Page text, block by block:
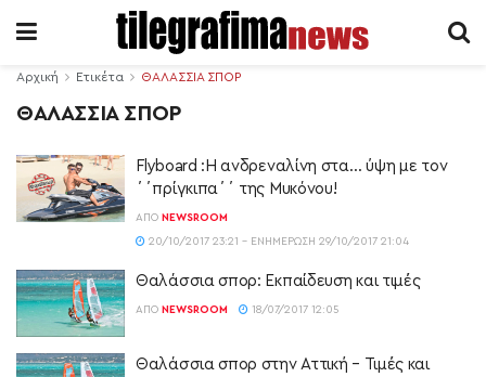
Αρχική Ετικέτα ΘΑΛΑΣΣΙΑ ΣΠΟΡ
ΘΑΛΑΣΣΙΑ ΣΠΟΡ
Flyboard :Η ανδρεναλίνη στα… ύψη με τον
΄΄πρίγκιπα΄΄ της Μυκόνου!
ΑΠΌ NEWSROOM
20/10/2017 23:21 - ΕΝΗΜΈΡΩΣΗ 29/10/2017 21:04
Θαλάσσια σπορ: Εκπαίδευση και τιμές
ΑΠΌ NEWSROOM 18/07/2017 12:05
Θαλάσσια σπορ στην Αττική – Τιμές και